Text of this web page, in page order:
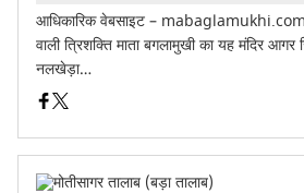
आधिकारिक वेबसाइट –
वाली त्रिशक्ति माता बगलामुखी का यह मंदिर
नलखेड़ा…